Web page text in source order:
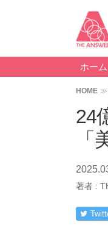
ホーム
HOME
24
著者 :